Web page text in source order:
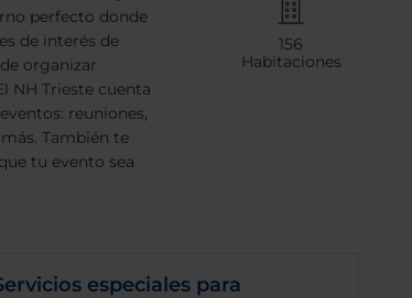
perfecto donde
de interés de
organizar
NH Trieste cuenta
reuniones,
También te
tu evento sea
156
Habitaciones
especiales para